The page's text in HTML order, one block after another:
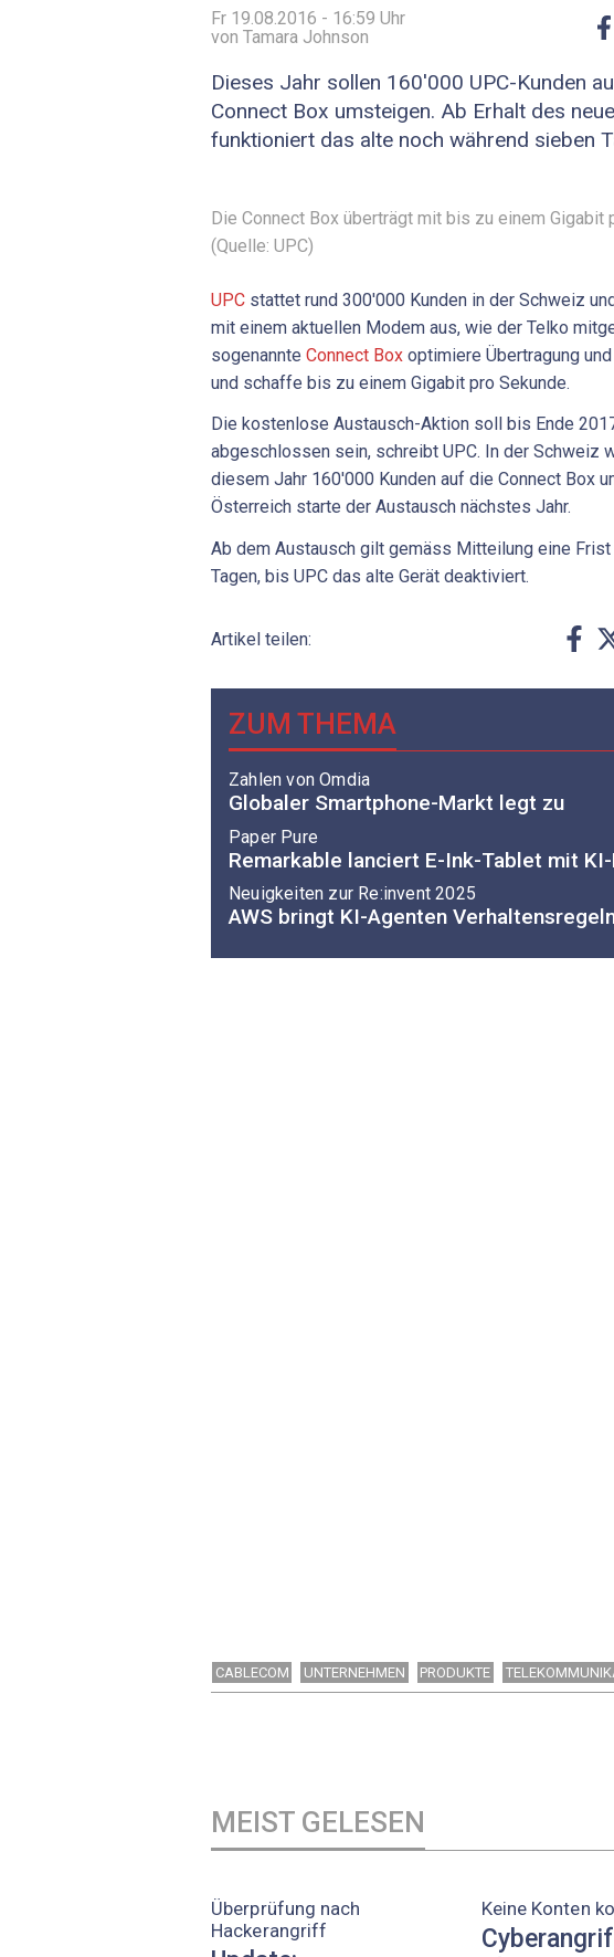
Fr 19.08.2016 - 16:59 Uhr
von Tamara Johnson
Dieses Jahr sollen 160'000 UPC-Kunden
Connect Box umsteigen. Ab Erhalt des
funktioniert das alte noch während sieben
Die Connect Box überträgt mit bis zu einem Gigabit
(Quelle: UPC)
UPC stattet rund 300'000 Kunden in der Schweiz
mit einem aktuellen Modem aus, wie der Telko
sogenannte Connect Box optimiere Übertragung
und schaffe bis zu einem Gigabit pro Sekunde.
Die kostenlose Austausch-Aktion soll bis Ende
abgeschlossen sein, schreibt UPC. In der Schweiz
diesem Jahr 160'000 Kunden auf die Connect Box
Österreich starte der Austausch nächstes Jahr.
Ab dem Austausch gilt gemäss Mitteilung eine
Tagen, bis UPC das alte Gerät deaktiviert.
Artikel teilen:
ZUM THEMA
Zahlen von Omdia
Globaler Smartphone-Markt legt zu
Paper Pure
Remarkable lanciert E-Ink-Tablet mit
Neuigkeiten zur Re:invent 2025
AWS bringt KI-Agenten
CABLECOM UNTERNEHMEN PRODUKTE
MEIST GELESEN
Überprüfung nach
Hackerangriff
Keine Konten